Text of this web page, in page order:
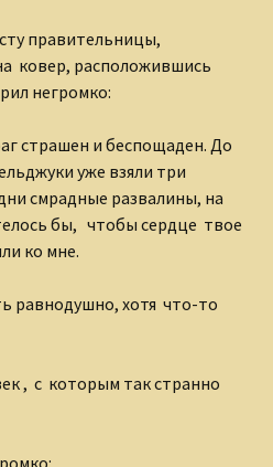
правительницы,
ковер, расположившись
негромко:
страшен и беспощаден. До
уже взяли три
смрадные развалины, на
бы, чтобы сердце твое
ко мне.
равнодушно, хотя что-то
, с которым так странно